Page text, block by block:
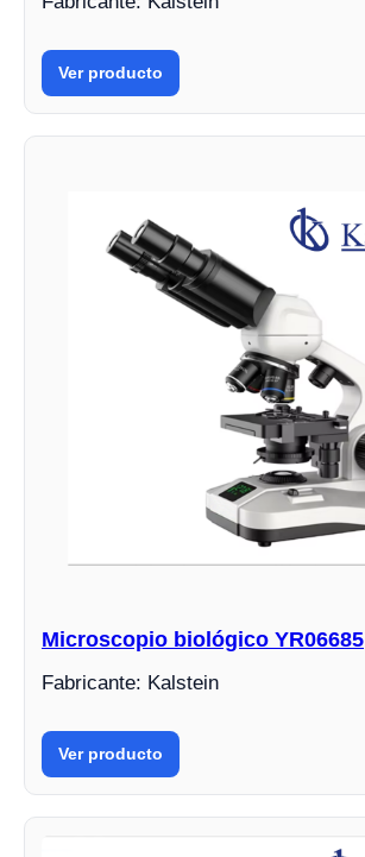
Ver producto
Microscopio biológico YR06685
Fabricante: Kalstein
Ver producto